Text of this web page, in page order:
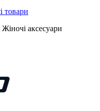
Жіночі аксесуари